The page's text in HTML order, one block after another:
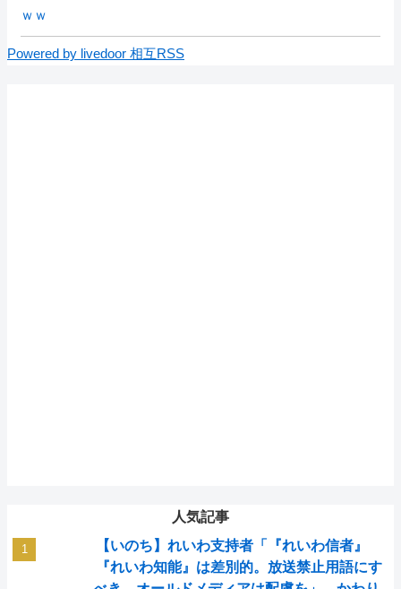
ｗｗ
Powered by livedoor 相互RSS
人気記事
【いのち】れいわ支持者「『れいわ信者』
『れいわ知能』は差別的。放送禁止用語にす